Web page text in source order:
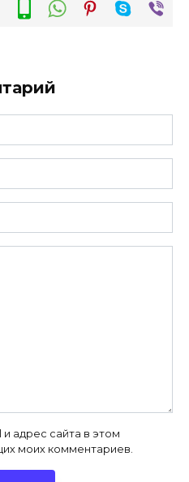
адрес сайта в этом
моих комментариев.